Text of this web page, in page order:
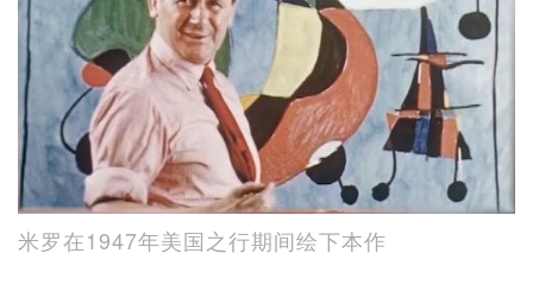
米罗在1947年美国之行期间绘下本作